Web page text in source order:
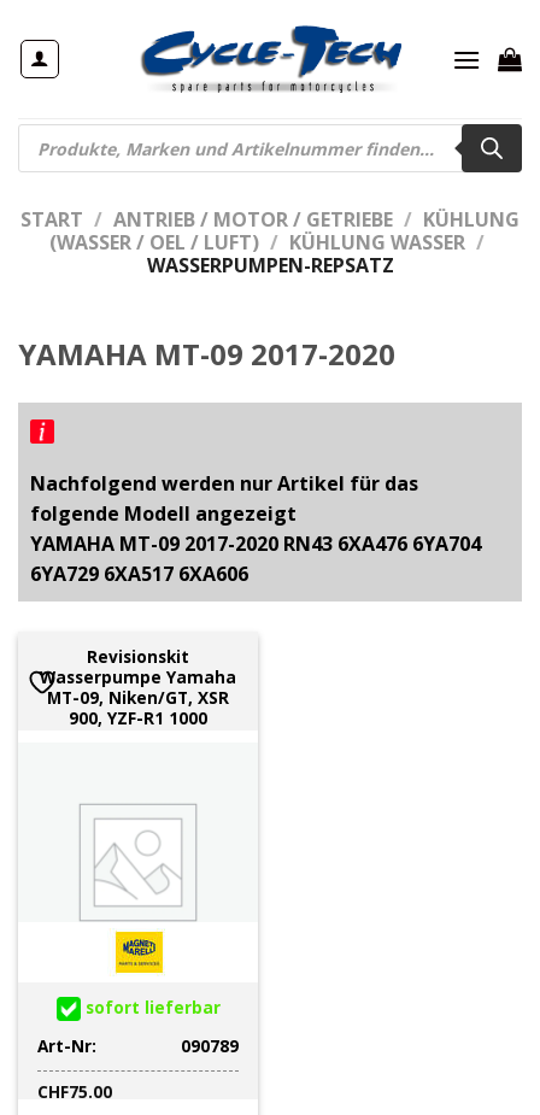
Inhalt
springen
Products
search
START / ANTRIEB / MOTOR / GETRIEBE / KÜHLUNG
(WASSER / OEL / LUFT) / KÜHLUNG WASSER /
WASSERPUMPEN-REPSATZ
YAMAHA MT-09 2017-2020
Nachfolgend werden nur Artikel für das
folgende Modell angezeigt
YAMAHA MT-09 2017-2020 RN43 6XA476 6YA704
6YA729 6XA517 6XA606
Revisionskit
Wasserpumpe Yamaha
MT-09, Niken/GT, XSR
900, YZF-R1 1000
sofort lieferbar
Art-Nr:
090789
CHF75.00